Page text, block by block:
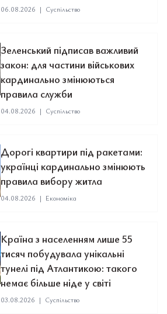
06.08.2026 | Суспільство
Зеленський підписав важливий
закон: для частини військових
кардинально змінюються
правила служби
04.08.2026 | Суспільство
Дорогі квартири під ракетами:
українці кардинально змінюють
правила вибору житла
04.08.2026 | Економіка
Країна з населенням лише 55
тисяч побудувала унікальні
тунелі під Атлантикою: такого
немає більше ніде у світі
03.08.2026 | Суспільство